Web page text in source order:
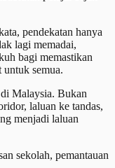
pendekatan hanya
lagi memadai,
bagi memastikan
untuk semua.
Malaysia. Bukan
laluan ke tandas,
menjadi laluan
sekolah, pemantauan